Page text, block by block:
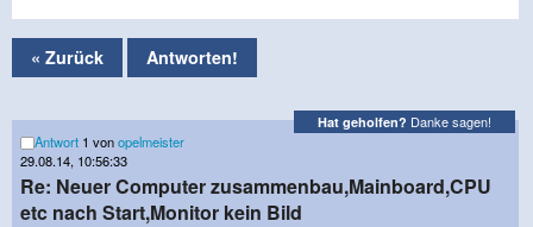
« Zurück Antworten!
Hat geholfen? Danke sagen!
Antwort 1 vonopelmeister
29.08.14, 10:56:33
Re: Neuer Computer zusammenbau,Mainboard,CPU
etc nach Start,Monitor kein Bild